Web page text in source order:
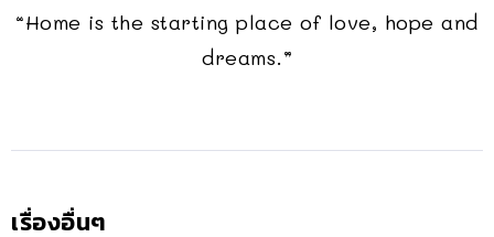
“Home is the starting place of love, hope and
dreams.”
เรื่องอื่นๆ